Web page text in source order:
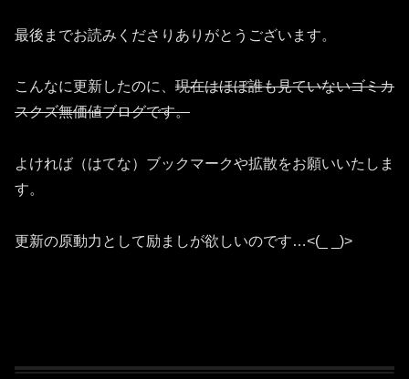
最後までお読みくださりありがとうございます。
こんなに更新したのに、 現在はほぼ誰も見ていないゴミカ
スクズ無価値ブログです。
よければ（はてな）ブックマークや拡散をお願いいたしま
す。
更新の原動力として励ましが欲しいのです…<(_ _)>